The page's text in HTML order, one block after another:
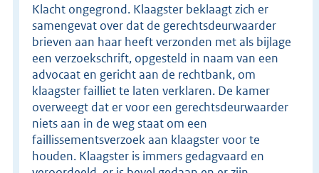
Klacht ongegrond. Klaagster beklaagt zich er
samengevat over dat de gerechtsdeurwaarder
brieven aan haar heeft verzonden met als bijlage
een verzoekschrift, opgesteld in naam van een
advocaat en gericht aan de rechtbank, om
klaagster failliet te laten verklaren. De kamer
overweegt dat er voor een gerechtsdeurwaarder
niets aan in de weg staat om een
faillissementsverzoek aan klaagster voor te
houden. Klaagster is immers gedagvaard en